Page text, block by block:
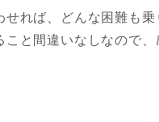
れば、どんな困難も
と間違いなしなので